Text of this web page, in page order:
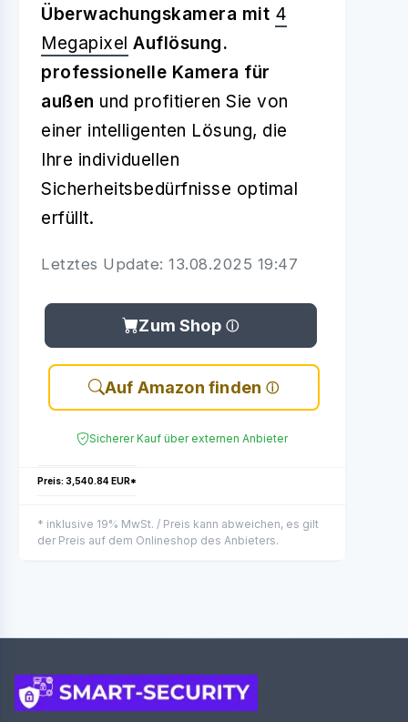
Überwachungskamera mit 4
Megapixel Auflösung.
professionelle Kamera für
außen und profitieren Sie von
einer intelligenten Lösung, die
Ihre individuellen
Sicherheitsbedürfnisse optimal
erfüllt.
Letztes Update: 13.08.2025 19:47
Zum Shop
Auf Amazon finden
Sicherer Kauf über externen Anbieter
Preis: 3,540.84 EUR*
* inklusive 19% MwSt. / Preis kann abweichen, es gilt
der Preis auf dem Onlineshop des Anbieters.